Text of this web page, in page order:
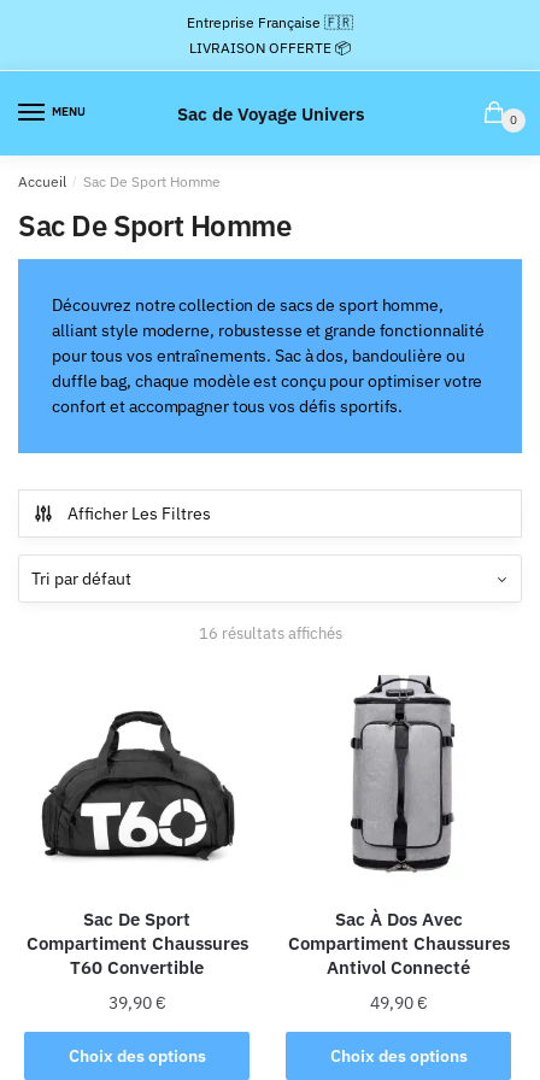
la
navigation
contenu
Entreprise Française 🇫🇷
LIVRAISON OFFERTE 📦
MENU Sac de Voyage Univers 0
Accueil / Sac De Sport Homme
Sac De Sport Homme
Découvrez notre collection de sacs de sport homme,
alliant style moderne, robustesse et grande fonctionnalité
pour tous vos entraînements. Sac à dos, bandoulière ou
duffle bag, chaque modèle est conçu pour optimiser votre
confort et accompagner tous vos défis sportifs.
Afficher Les Filtres
16 résultats affichés
Sac De Sport
Compartiment Chaussures
T60 Convertible
39,90€
Choix des options
Sac À Dos Avec
Compartiment Chaussures
Antivol Connecté
49,90€
Choix des options